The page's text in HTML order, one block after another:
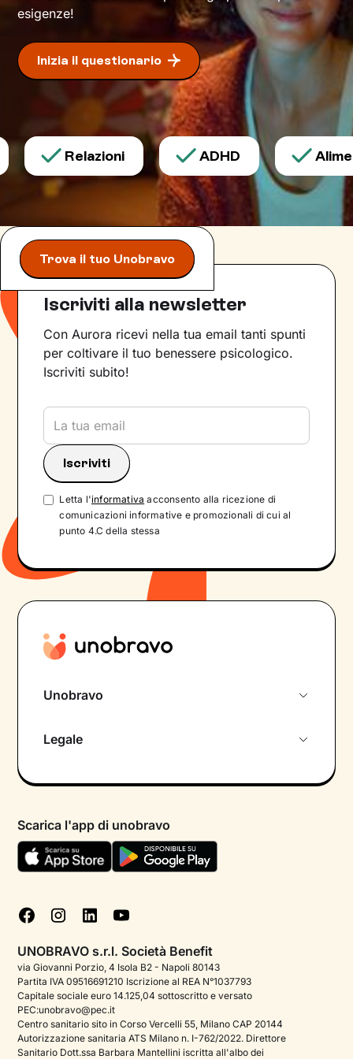
esigenze!
Inizia il questionario
Relazioni ADHD
Trova il tuo Unobravo
Iscriviti alla newsletter
Con Aurora ricevi nella tua email tanti spunti
per coltivare il tuo benessere psicologico.
Iscriviti subito!
Letta l'informativa acconsento alla ricezione di
comunicazioni informative e promozionali di cui al
punto 4.C della stessa
Unobravo
Psicologo in chat
Aiuto urgente
FAQ
Podcast di psicologia
Corporate
Psicologo italiano all'estero
Approfondimenti sulla salute mentale
Legale
Termini e condizioni
Informativa Privacy
Cookie policy
Gestisci cookie
Scarica l'app di unobravo
UNOBRAVO s.r.l. Società Benefit
via Giovanni Porzio, 4 Isola B2 - Napoli 80143
Partita IVA 09516691210 Iscrizione al REA N°1037793
Capitale sociale euro 14.125,04 sottoscritto e versato
PEC:unobravo@pec.it
Centro sanitario sito in Corso Vercelli 55, Milano CAP 20144
Autorizzazione sanitaria ATS Milano n. I-762/2022. Direttore
Sanitario Dott.ssa Barbara Mantellini iscritta all'albo dei